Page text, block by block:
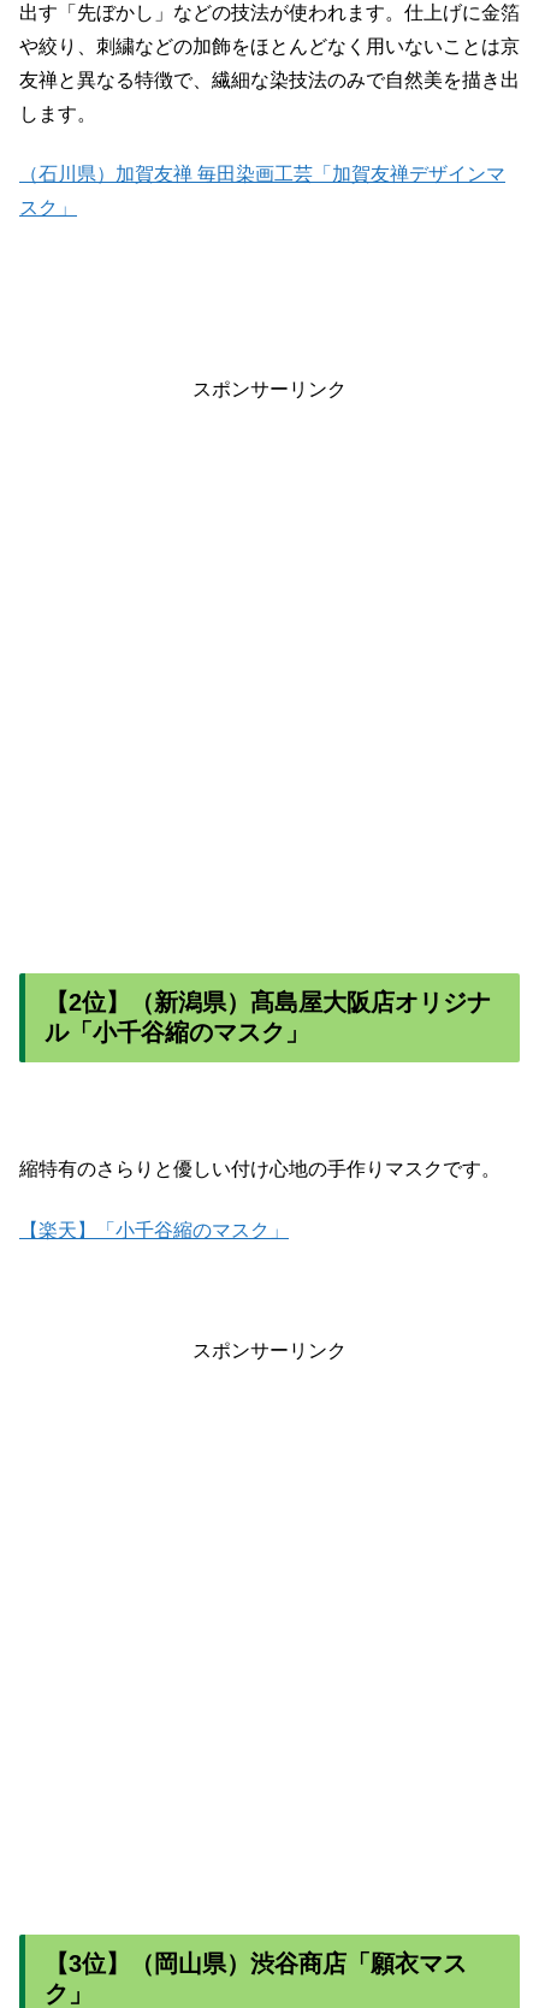
出す「先ぼかし」などの技法が使われます。仕上げに金箔
や絞り、刺繍などの加飾をほとんどなく用いないことは京
友禅と異なる特徴で、繊細な染技法のみで自然美を描き出
します。
（石川県）加賀友禅 毎田染画工芸「加賀友禅デザインマ
スク」
スポンサーリンク
【2位】（新潟県）髙島屋大阪店オリジナ
ル「小千谷縮のマスク」
縮特有のさらりと優しい付け心地の手作りマスクです。
【楽天】「小千谷縮のマスク」
スポンサーリンク
【3位】（岡山県）渋谷商店「願衣マス
ク」